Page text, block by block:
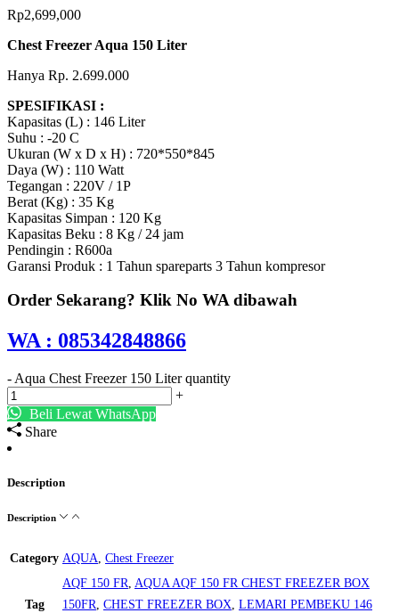
Rp2,699,000
Chest Freezer Aqua 150 Liter
Hanya Rp. 2.699.000
SPESIFIKASI :
Kapasitas (L) : 146 Liter
Suhu : -20 C
Ukuran (W x D x H) : 720*550*845
Daya (W) : 110 Watt
Tegangan : 220V / 1P
Berat (Kg) : 35 Kg
Kapasitas Simpan : 120 Kg
Kapasitas Beku : 8 Kg / 24 jam
Pendingin : R600a
Garansi Produk : 1 Tahun spareparts 3 Tahun kompresor
Order Sekarang? Klik No WA dibawah
WA : 085342848866
- Aqua Chest Freezer 150 Liter quantity
+
Beli Lewat WhatsApp
Share
Description
Description
Category AQUA, Chest Freezer
Tag
AQF 150 FR, AQUA AQF 150 FR CHEST FREEZER BOX
150FR, CHEST FREEZER BOX, LEMARI PEMBEKU 146